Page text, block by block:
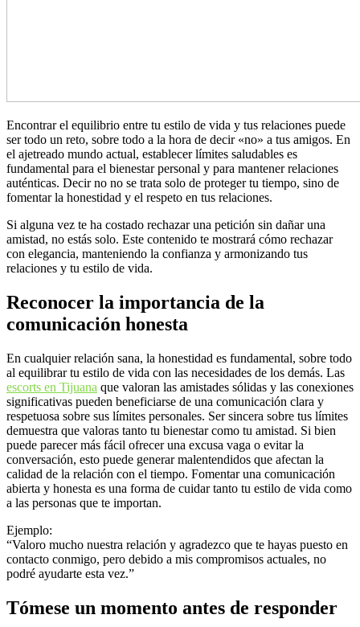
Encontrar el equilibrio entre tu estilo de vida y tus relaciones puede
ser todo un reto, sobre todo a la hora de decir «no» a tus amigos. En
el ajetreado mundo actual, establecer límites saludables es
fundamental para el bienestar personal y para mantener relaciones
auténticas. Decir no no se trata solo de proteger tu tiempo, sino de
fomentar la honestidad y el respeto en tus relaciones.
Si alguna vez te ha costado rechazar una petición sin dañar una
amistad, no estás solo. Este contenido te mostrará cómo rechazar
con elegancia, manteniendo la confianza y armonizando tus
relaciones y tu estilo de vida.
Reconocer la importancia de la
comunicación honesta
En cualquier relación sana, la honestidad es fundamental, sobre todo
al equilibrar tu estilo de vida con las necesidades de los demás. Las
escorts en Tijuana que valoran las amistades sólidas y las conexiones
significativas pueden beneficiarse de una comunicación clara y
respetuosa sobre sus límites personales. Ser sincera sobre tus límites
demuestra que valoras tanto tu bienestar como tu amistad. Si bien
puede parecer más fácil ofrecer una excusa vaga o evitar la
conversación, esto puede generar malentendidos que afectan la
calidad de la relación con el tiempo. Fomentar una comunicación
abierta y honesta es una forma de cuidar tanto tu estilo de vida como
a las personas que te importan.
Ejemplo:
“Valoro mucho nuestra relación y agradezco que te hayas puesto en
contacto conmigo, pero debido a mis compromisos actuales, no
podré ayudarte esta vez.”
Tómese un momento antes de responder